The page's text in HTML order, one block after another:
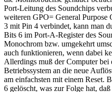
Port-Leitung des Soundchips
weiteren GPO= General Purpose
3 mit Pin 4 verbindet, kann man
Bits 6 im Port-A-Register des
Monochrom bzw. umgekehrt
auch funktionieren, wenn dabei
Allerdings muß der Computer bei
Betriebssystem an die neue
am einfachsten mit einem Reset.
6 gelöscht, was zur Folge hat,